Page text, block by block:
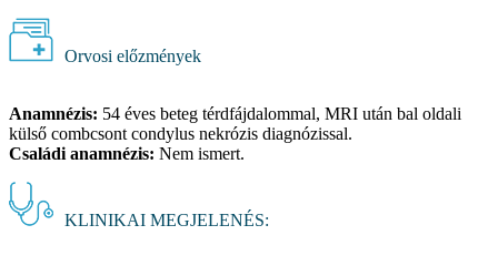
Orvosi előzmények
Anamnézis: 54 éves beteg térdfájdalommal, MRI után bal oldali
külső combcsont condylus nekrózis diagnózissal.
Családi anamnézis: Nem ismert.
KLINIKAI MEGJELENÉS: